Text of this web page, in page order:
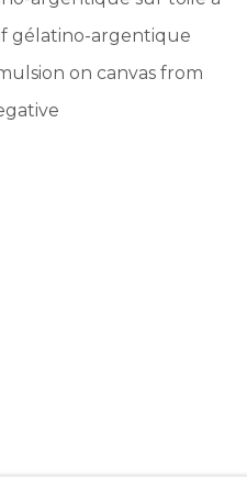
gélatino-argentique
on canvas from